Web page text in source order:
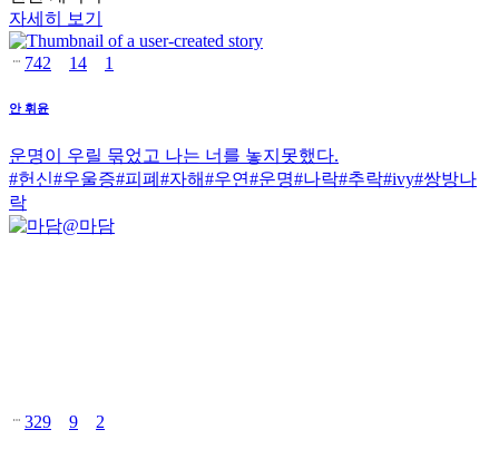
자세히 보기
742 14 1
안 휘윤
운명이 우릴 묶었고 나는 너를 놓지못했다.
#헌신#우울증#피폐 #자해#우연#운명#나락#추락#ivy#쌍방나
락
@마담
329 9 2